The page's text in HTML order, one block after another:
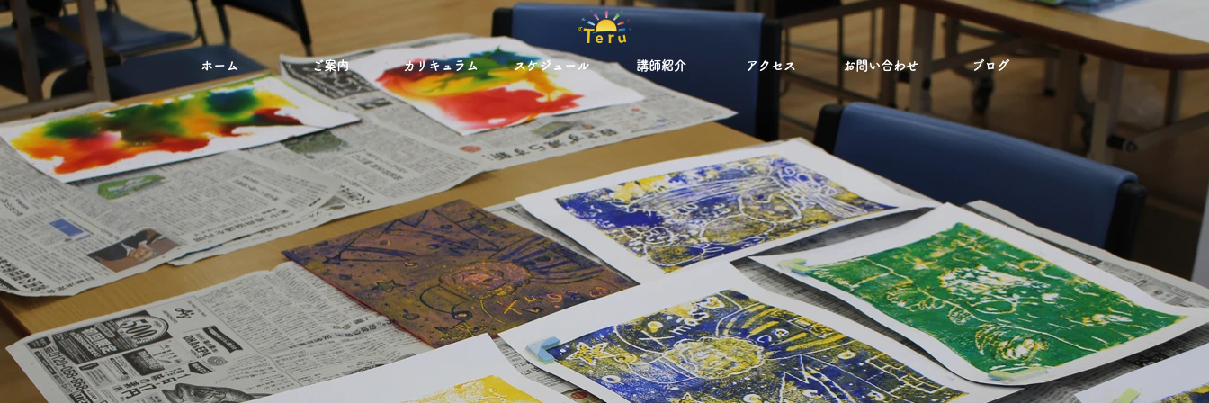
ホーム ご案内 カリキュラム スケジュール 講師紹介 アクセス お問い合わせ ブログ